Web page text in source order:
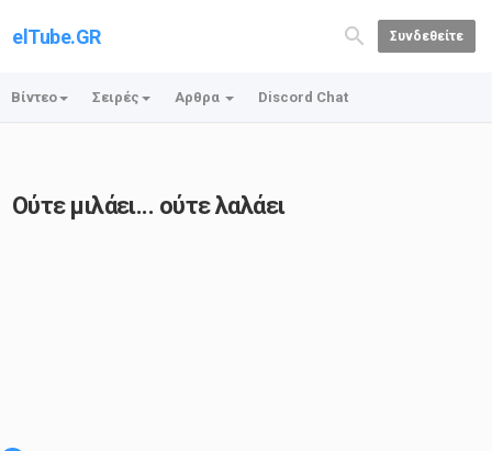
elTube.GR Συνδεθείτε
Βίντεο Σειρές Αρθρα Discord Chat
Ούτε μιλάει... ούτε λαλάει